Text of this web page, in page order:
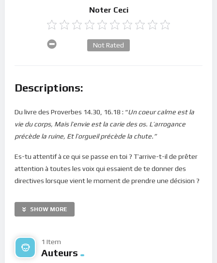
Noter Ceci
Not Rated
Descriptions:
Du livre des Proverbes 14.30, 16.18 : “Un coeur calme est la
vie du corps, Mais l’envie est la carie des os. L’arrogance
précède la ruine, Et l’orgueil précède la chute.”
Es-tu attentif à ce qui se passe en toi ? T’arrive-t-il de prêter
attention à toutes les voix qui essaient de te donner des
directives lorsque vient le moment de prendre une décision ?
foisonnent dans ta tête… est-ce l’oeuvre de ton esprit ? de
ton coeur ? ou d’entités externes à toi ? Ou encore est-ce
Il est évident que nous ne sommes pas seuls dans l’univers.
SHOW MORE
1 Item
Auteurs